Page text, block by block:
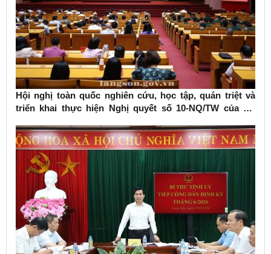
Hội nghị toàn quốc nghiên cứu, học tập, quán triệt và
triển khai thực hiện Nghị quyết số 10-NQ/TW của Bộ